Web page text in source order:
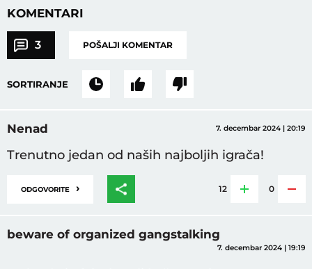
KOMENTARI
3 POŠALJI KOMENTAR
SORTIRANJE
Nenad 7. decembar 2024 | 20:19
Trenutno jedan od naših najboljih igrača!
ODGOVORITE › 12 0
beware of organized gangstalking
7. decembar 2024 | 19:19